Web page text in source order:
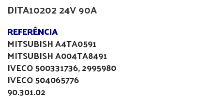
DITA10202 24V 90A
REFERÊNCIA
MITSUBISH A4TA0591
MITSUBISH A004TA8491
IVECO 500331736, 2995980
IVECO 504065776
90.301.02